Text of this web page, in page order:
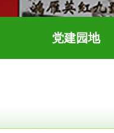
党建园地